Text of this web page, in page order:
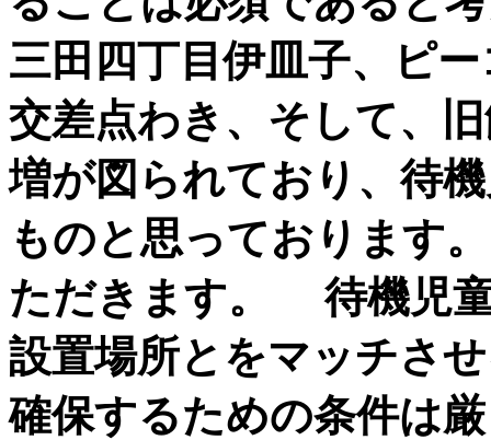
三田四丁目伊皿子、ピ
交差点わき、そして、
増が図られており、待
ものと思っております
ただきます。 待機児
設置場所とをマッチさ
確保するための条件は